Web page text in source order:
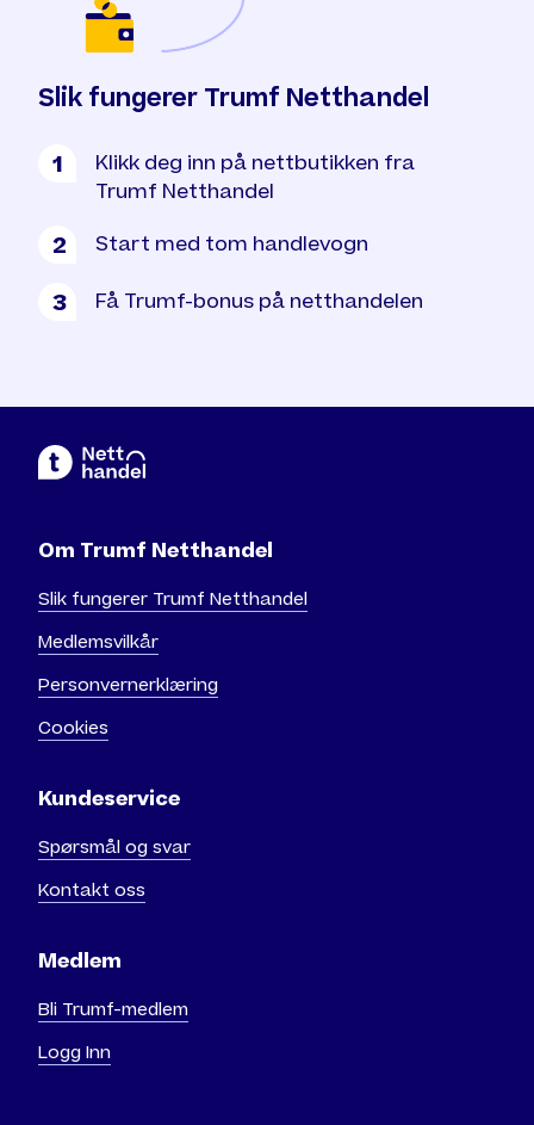
Slik fungerer Trumf Netthandel
1
Klikk deg inn på nettbutikken fra
Trumf Netthandel
2 Start med tom handlevogn
3 Få Trumf-bonus på netthandelen
Om Trumf Netthandel
Slik fungerer Trumf Netthandel
Medlemsvilkår
Personvernerklæring
Cookies
Kundeservice
Spørsmål og svar
Kontakt oss
Medlem
Bli Trumf-medlem
Logg Inn